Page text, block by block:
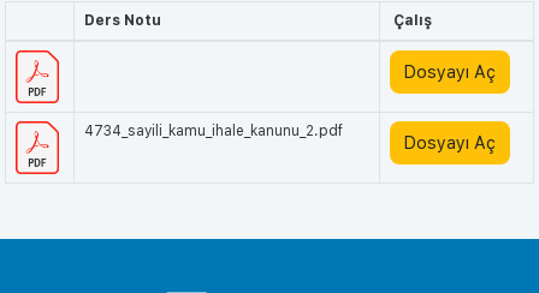
Ders Notu Çalış
Dosyayı Aç
4734_sayili_kamu_ihale_kanunu_2.pdf
Dosyayı Aç